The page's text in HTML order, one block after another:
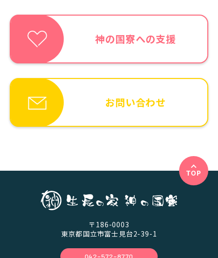
神の国寮への支援
お問い合わせ
TOP
〒186-0003
東京都国立市富士見台2-39-1